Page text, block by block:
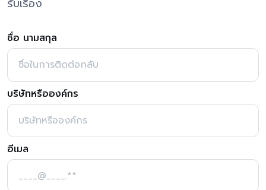
รับเรื่อง
ชื่อ นามสกุล
บริษัทหรือองค์กร
อีเมล